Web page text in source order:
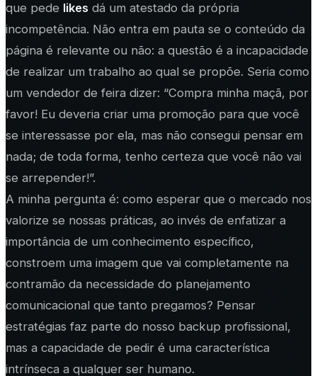
que pede likes dá um atestado da própria
incompetência. Não entra em pauta se o conteúdo da
página é relevante ou não: a questão é a incapacidade
de realizar um trabalho ao qual se propõe. Seria como
um vendedor de feira dizer: “Compra minha maçã, por
favor! Eu deveria criar uma promoção para que você
se interessasse por ela, mas não consegui pensar em
nada; de toda forma, tenho certeza que você não vai
se arrepender!”.
A minha pergunta é: como esperar que o mercado nos
valorize se nossas práticas, ao invés de enfatizar a
importância de um conhecimento específico,
constroem uma imagem que vai completamente na
contramão da necessidade do planejamento
comunicacional que tanto pregamos? Pensar
estratégias faz parte do nosso backup profissional,
mas a capacidade de pedir é uma característica
intrínseca a qualquer ser humano.